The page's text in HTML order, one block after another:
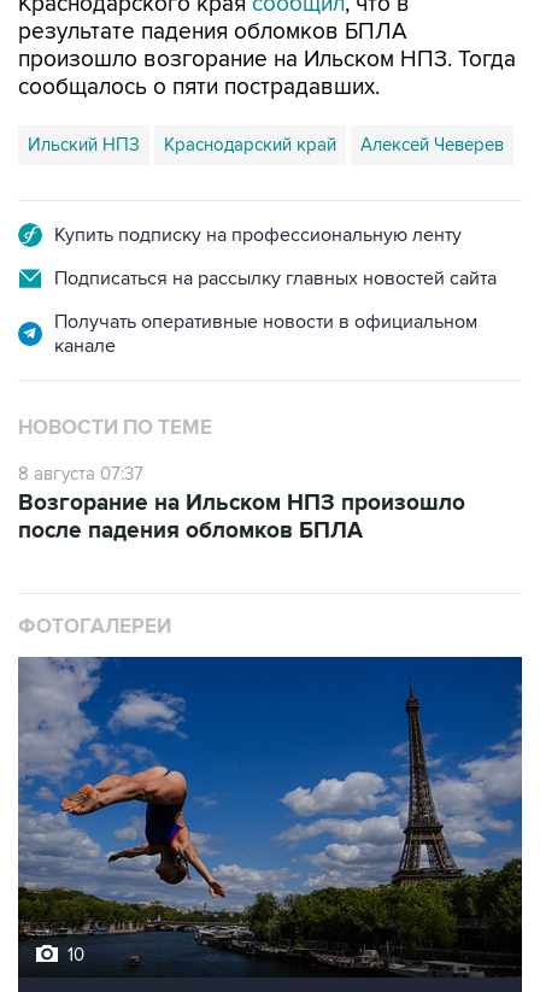
произошло возгорание на Ильском НПЗ. Тогда
сообщалось о пяти пострадавших.
Ильский НПЗ Краснодарский край Алексей Чеверев
Подписаться на рассылку главных новостей сайта
Получать оперативные новости в официальном
НОВОСТИ ПО ТЕМЕ
8 августа 07:37
после падения обломков БПЛА
10
Лучшие фото недели